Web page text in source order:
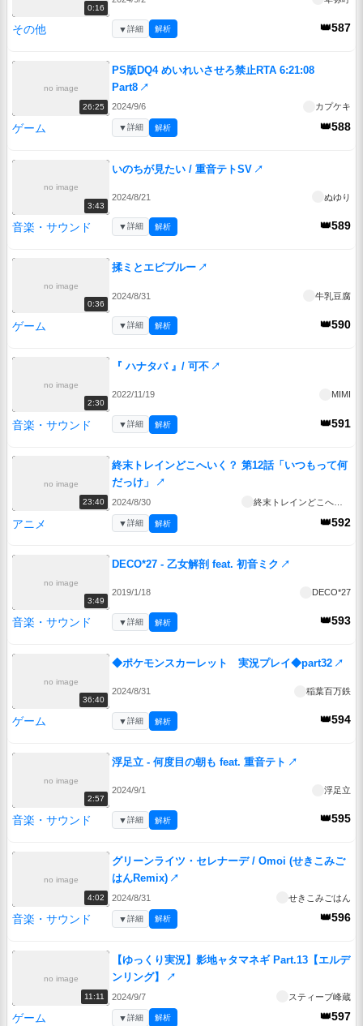
0:16
その他 👑587
▼詳細 解析
no image
26:25
PS版DQ4 めいれいさせろ禁止RTA 6:21:08
Part8 ↗
2024/9/6 カプケキ
ゲーム 👑588
▼詳細 解析
no image
3:43
いのちが見たい / 重音テトSV ↗
2024/8/21 ぬゆり
音楽・サウンド 👑589
▼詳細 解析
no image
0:36
揉ミとエビブルー ↗
2024/8/31 牛乳豆腐
ゲーム 👑590
▼詳細 解析
no image
2:30
『 ハナタバ 』/ 可不 ↗
2022/11/19 MIMI
音楽・サウンド 👑591
▼詳細 解析
no image
23:40
終末トレインどこへいく？ 第12話「いつもって何
だっけ」
↗
2024/8/30
アニメ 👑592
▼詳細 解析
no image
3:49
DECO*27 - 乙女解剖 feat. 初音ミク ↗
2019/1/18 DECO*27
音楽・サウンド 👑593
▼詳細 解析
no image
36:40
◆ポケモンスカーレット 実況プレイ◆part32 ↗
2024/8/31 稲葉百万鉄
ゲーム 👑594
▼詳細 解析
no image
2:57
浮足立 - 何度目の朝も feat. 重音テト ↗
2024/9/1 浮足立
音楽・サウンド 👑595
▼詳細 解析
no image
4:02
グリーンライツ・セレナーデ / Omoi (せきこみご
はんRemix) ↗
2024/8/31 せきこみごはん
音楽・サウンド 👑596
▼詳細 解析
no image
11:11
【ゆっくり実況】影地ャタマネギ Part.13【エルデ
ンリング】
↗
2024/9/7 スティーブ峰蔵
ゲーム 👑597
▼詳細 解析